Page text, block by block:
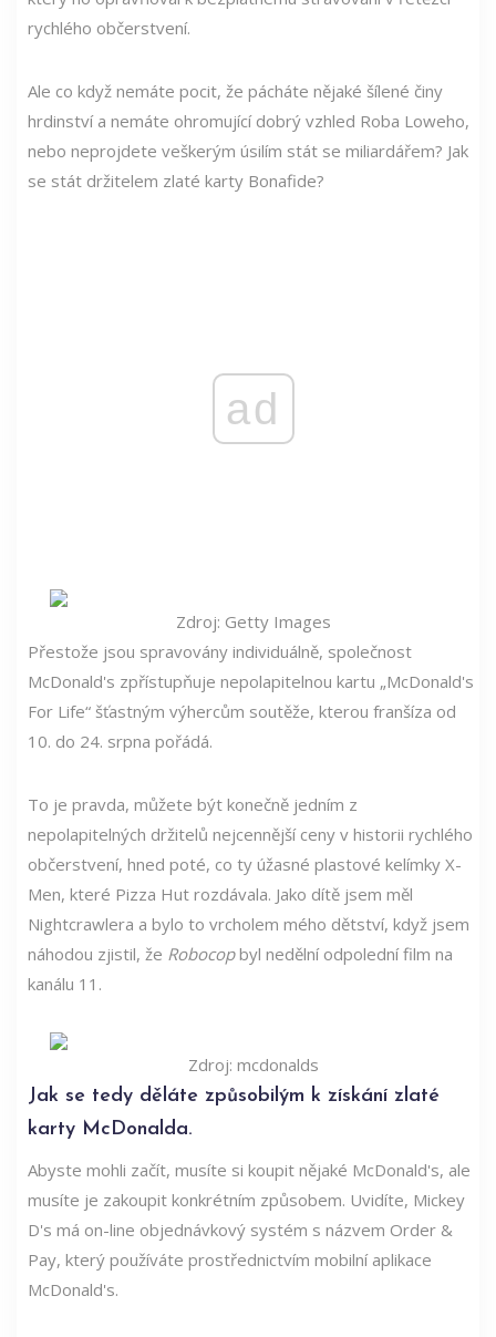
rychlého občerstvení.
Ale co když nemáte pocit, že pácháte nějaké šílené činy
hrdinství a nemáte ohromující dobrý vzhled Roba Loweho,
nebo neprojdete veškerým úsilím stát se miliardářem? Jak
se stát držitelem zlaté karty Bonafide?
ad
Zdroj: Getty Images
Přestože jsou spravovány individuálně, společnost
McDonald's zpřístupňuje nepolapitelnou kartu „McDonald's
For Life“ šťastným výhercům soutěže, kterou franšíza od
10. do 24. srpna pořádá.
To je pravda, můžete být konečně jedním z
nepolapitelných držitelů nejcennější ceny v historii rychlého
občerstvení, hned poté, co ty úžasné plastové kelímky X-
Men, které Pizza Hut rozdávala. Jako dítě jsem měl
Nightcrawlera a bylo to vrcholem mého dětství, když jsem
náhodou zjistil, že Robocopbyl nedělní odpolední film na
kanálu 11.
Zdroj: mcdonalds
Jak se tedy děláte způsobilým k získání zlaté
karty McDonalda.
Abyste mohli začít, musíte si koupit nějaké McDonald's, ale
musíte je zakoupit konkrétním způsobem. Uvidíte, Mickey
D's má on-line objednávkový systém s názvem Order &
Pay, který používáte prostřednictvím mobilní aplikace
McDonald's.